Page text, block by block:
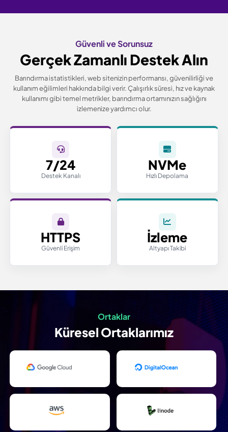
Güvenli ve Sorunsuz
Gerçek Zamanlı Destek Alın
Barındırma istatistikleri, web sitenizin performansı, güvenilirliği ve
kullanım eğilimleri hakkında bilgi verir. Çalışırlık süresi, hız ve kaynak
kullanımı gibi temel metrikler, barındırma ortamınızın sağlığını
izlemenize yardımcı olur.
7/24
Destek Kanalı
NVMe
Hızlı Depolama
HTTPS
Güvenli Erişim
İzleme
Altyapı Takibi
Ortaklar
Küresel Ortaklarımız